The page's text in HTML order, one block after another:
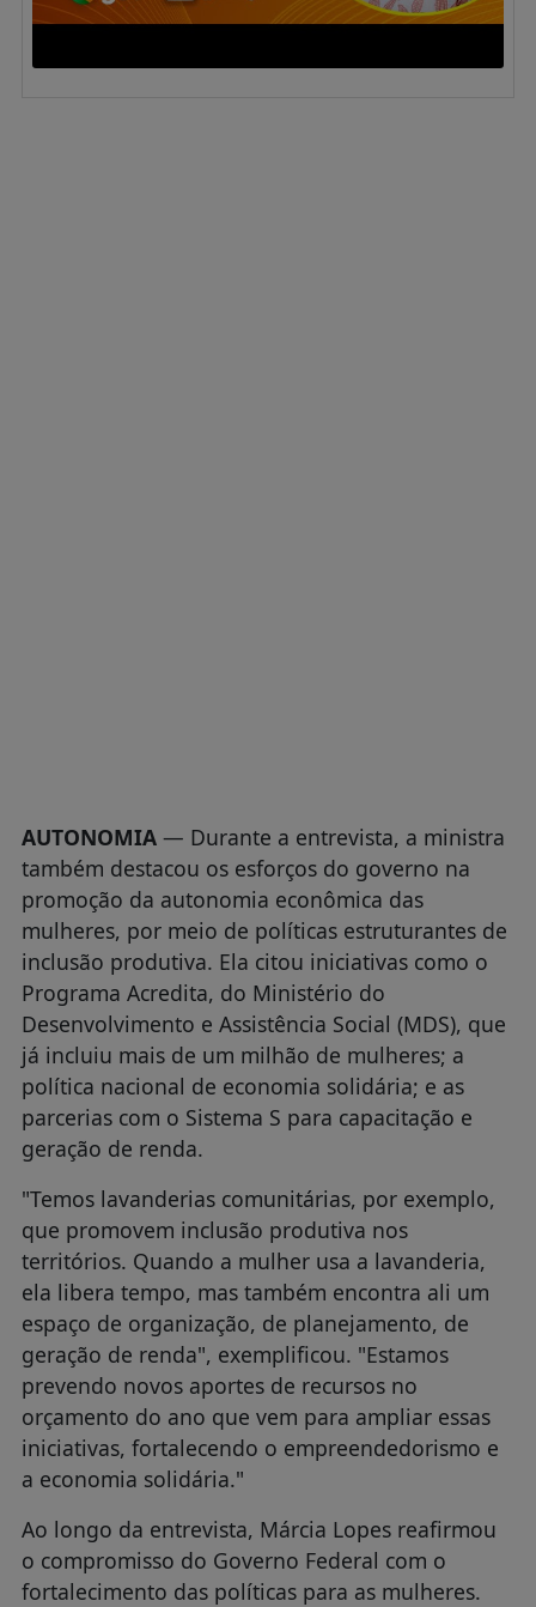
AUTONOMIA— Durante a entrevista, a ministra
também destacou os esforços do governo na
promoção da autonomia econômica das
mulheres, por meio de políticas estruturantes de
inclusão produtiva. Ela citou iniciativas como o
Programa Acredita, do Ministério do
Desenvolvimento e Assistência Social (MDS), que
já incluiu mais de um milhão de mulheres; a
política nacional de economia solidária; e as
parcerias com o Sistema S para capacitação e
geração de renda.
"Temos lavanderias comunitárias, por exemplo,
que promovem inclusão produtiva nos
territórios. Quando a mulher usa a lavanderia,
ela libera tempo, mas também encontra ali um
espaço de organização, de planejamento, de
geração de renda", exemplificou. "Estamos
prevendo novos aportes de recursos no
orçamento do ano que vem para ampliar essas
iniciativas, fortalecendo o empreendedorismo e
a economia solidária."
Ao longo da entrevista, Márcia Lopes reafirmou
o compromisso do Governo Federal com o
fortalecimento das políticas para as mulheres.